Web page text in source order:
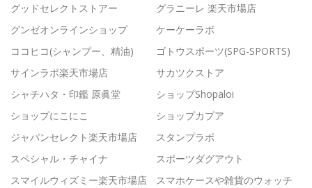
グッドセレクトストアー
グラニーレ 楽天市場店
グンゼオンラインショップ
ケーケーラボ
ココヒコ(シャンプー、精油)
ゴトウスポーツ(SPG-SPORTS)
サインラボ楽天市場店
サカツクストア
シャチハタ・印鑑 原眞堂
ショップShopaloi
ショップにこにこ
ショップカプア
ジャパンセレクト楽天市場店
スタンプラボ
スペシャル・チャイナ
スポーツダグアウト
スマイルウィズミー楽天市場店
スマホケースや雑貨のウォッチ